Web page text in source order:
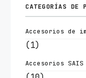
CATEGORÍAS DE
Accesorios de
(1)
Accesorios SAIS